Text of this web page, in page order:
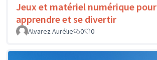
Jeux et matériel numérique pour
apprendre et se divertir
Alvarez Aurélie
0 0